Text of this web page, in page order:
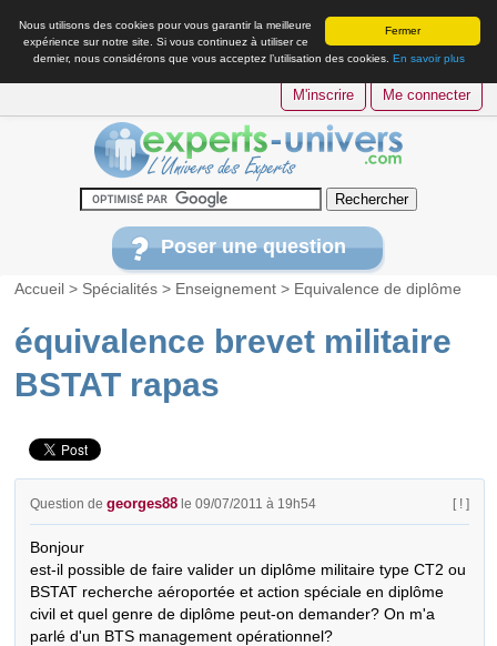
Fermer
Nous utilisons des cookies pour vous garantir la meilleure
expérience sur notre site. Si vous continuez à utiliser ce
dernier, nous considérons que vous acceptez l’utilisation des cookies. En savoir plus
M'inscrire Me connecter
Poser une question
Accueil > Spécialités > Enseignement > Equivalence de diplôme
équivalence brevet militaire
BSTAT rapas
Question degeorges88 le 09/07/2011 à 19h54 [ ! ]
Bonjour
est-il possible de faire valider un diplôme militaire type CT2 ou
BSTAT recherche aéroportée et action spéciale en diplôme
civil et quel genre de diplôme peut-on demander? On m'a
parlé d'un BTS management opérationnel?